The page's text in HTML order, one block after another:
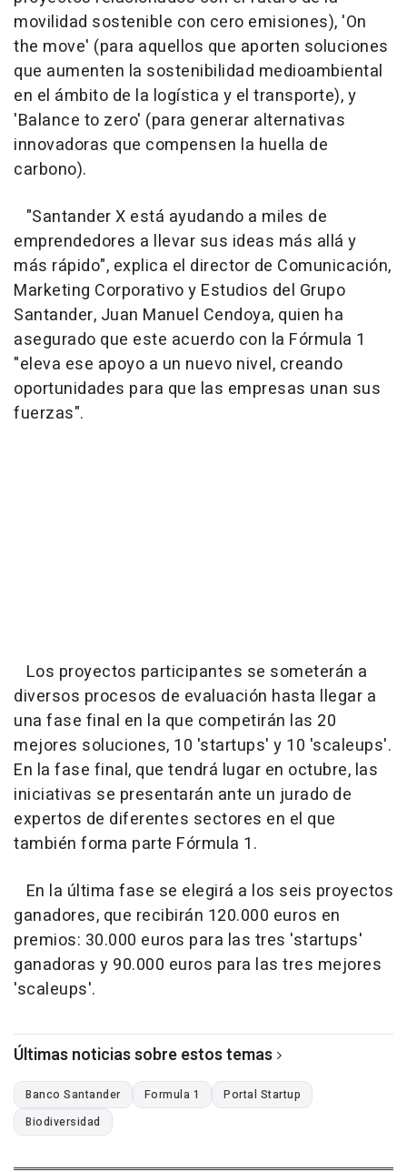
movilidad sostenible con cero emisiones), 'On
the move' (para aquellos que aporten soluciones
que aumenten la sostenibilidad medioambiental
en el ámbito de la logística y el transporte), y
'Balance to zero' (para generar alternativas
innovadoras que compensen la huella de
carbono).
"Santander X está ayudando a miles de
emprendedores a llevar sus ideas más allá y
más rápido", explica el director de Comunicación,
Marketing Corporativo y Estudios del Grupo
Santander, Juan Manuel Cendoya, quien ha
asegurado que este acuerdo con la Fórmula 1
"eleva ese apoyo a un nuevo nivel, creando
oportunidades para que las empresas unan sus
fuerzas".
Los proyectos participantes se someterán a
diversos procesos de evaluación hasta llegar a
una fase final en la que competirán las 20
mejores soluciones, 10 'startups' y 10 'scaleups'.
En la fase final, que tendrá lugar en octubre, las
iniciativas se presentarán ante un jurado de
expertos de diferentes sectores en el que
también forma parte Fórmula 1.
En la última fase se elegirá a los seis proyectos
ganadores, que recibirán 120.000 euros en
premios: 30.000 euros para las tres 'startups'
ganadoras y 90.000 euros para las tres mejores
'scaleups'.
Últimas noticias sobre estos temas
Banco Santander Formula 1
Portal Startup
Biodiversidad